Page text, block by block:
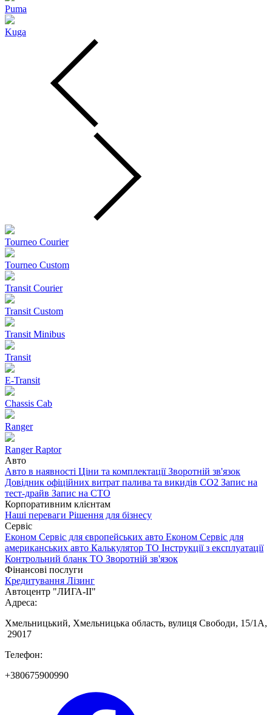
Puma
Kuga
Tourneo Courier
Tourneo Custom
Transit Courier
Transit Custom
Transit Minibus
Transit
E-Transit
Chassis Cab
Ranger
Ranger Raptor
Авто
Авто в наявності Ціни та комплектаціїЗворотній зв'язок
Довідник офіційних витрат палива та викидів СО2 Запис на
тест-драйв Запис на СТО
Корпоративним клієнтам
Наші переваги Рішення для бізнесу
Сервіс
Економ Сервіс для європейських авто Економ Сервіс для
американських авто Калькулятор ТО Інструкції з експлуатації
Контрольний бланк ТО Зворотній зв'язок
Фінансові послуги
Кредитування Лізинг
Автоцентр "ЛИГА-ІІ"
Адреса:
Хмельницький, Хмельницька область, вулиця Свободи, 15/1А,
29017
Телефон:
+380675900990